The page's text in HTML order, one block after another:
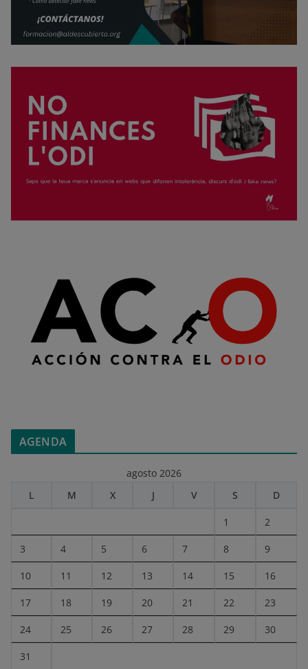
AGENDA
agosto 2026
L
M X J V S D
1 2
3 4 5 6 7 8 9
10 11 12 13 14 15 16
17 18 19 20 21 22 23
24 25 26 27 28 29 30
31